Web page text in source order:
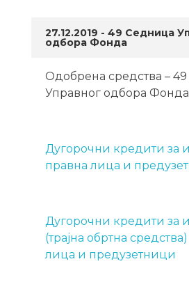
27.12.2019 - 49 Седница
одбора Фонда
Одобрена средства –
Управног одбора Фонда
Дугорочни кредити за
правна лица и
Дугорочни кредити за
(трајна обртна
лица и предузетници